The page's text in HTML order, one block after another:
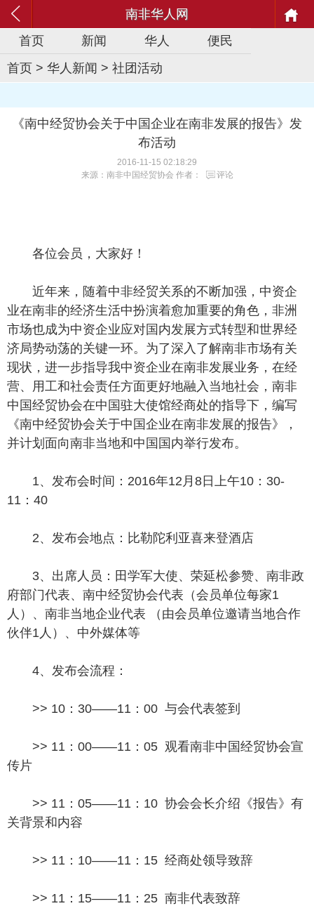
南非华人网
首页
新闻 华人
便民
首页 > 华人新闻 > 社团活动
《南中经贸协会关于中国企业在南非发展的报告》发
布活动
2016-11-15 02:18:29
来源：南非中国经贸协会 作者：
评论
各位会员，大家好！
近年来，随着中非经贸关系的不断加强，中资企
业在南非的经济生活中扮演着愈加重要的角色，非洲
市场也成为中资企业应对国内发展方式转型和世界经
济局势动荡的关键一环。为了深入了解南非市场有关
现状，进一步指导我中资企业在南非发展业务，在经
营、用工和社会责任方面更好地融入当地社会，南非
中国经贸协会在中国驻大使馆经商处的指导下，编写
《南中经贸协会关于中国企业在南非发展的报告》，
并计划面向南非当地和中国国内举行发布。
1、发布会时间：2016年12月8日上午10：30-
11：40
2、发布会地点：比勒陀利亚喜来登酒店
3、出席人员：田学军大使、荣延松参赞、南非政
府部门代表、南中经贸协会代表（会员单位每家1
人）、南非当地企业代表 （由会员单位邀请当地合作
伙伴1人）、中外媒体等
4、发布会流程：
>> 10：30——11：00 与会代表签到
>> 11：00——11：05 观看南非中国经贸协会宣
传片
>> 11：05——11：10 协会会长介绍《报告》有
关背景和内容
>> 11：10——11：15 经商处领导致辞
>> 11：15——11：25 南非代表致辞